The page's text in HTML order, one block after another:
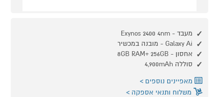
מעבד - Exynos 2400 4nm
Galaxy Ai - מובנה במכשיר
אחסון - 8GB RAM+ 256GB
סוללה 4,900mAh
מאפיינים נוספים
משלוח ותנאי אספקה